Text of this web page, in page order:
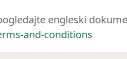
engleski
and-conditions